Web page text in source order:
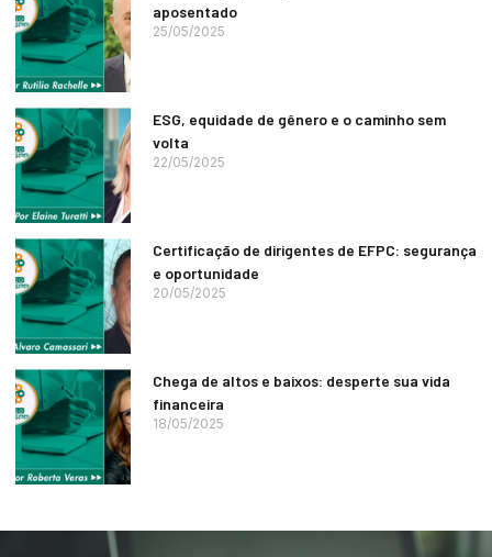
aposentado
25/05/2025
ESG, equidade de gênero e o caminho sem
volta
22/05/2025
Certificação de dirigentes de EFPC: segurança
e oportunidade
20/05/2025
Chega de altos e baixos: desperte sua vida
financeira
18/05/2025